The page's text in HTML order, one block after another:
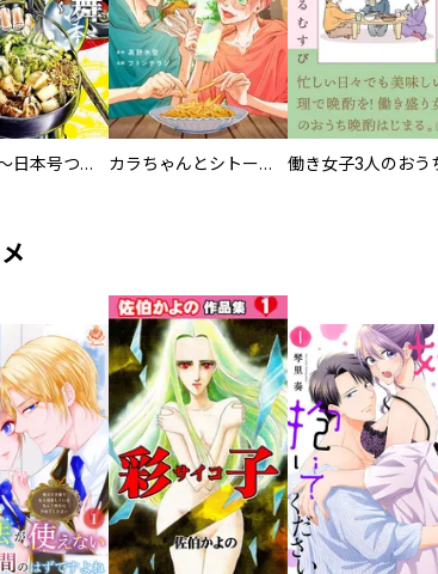
刀剣乱舞～日本号つれづれ酒～ カラちゃんとシトーさんと、 【分冊版】